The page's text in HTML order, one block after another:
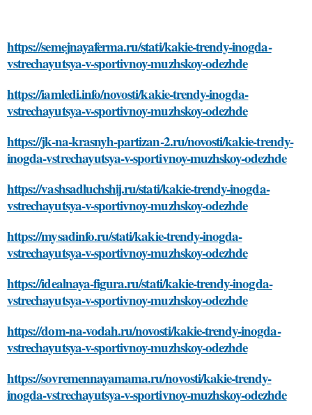
https://semejnayaferma.ru/stati/kakie-trendy-inogda-
vstrechayutsya-v-sportivnoy-muzhskoy-odezhde
https://iamledi.info/novosti/kakie-trendy-inogda-
vstrechayutsya-v-sportivnoy-muzhskoy-odezhde
https://jk-na-krasnyh-partizan-2.ru/novosti/kakie-trendy-
inogda-vstrechayutsya-v-sportivnoy-muzhskoy-odezhde
https://vashsadluchshij.ru/stati/kakie-trendy-inogda-
vstrechayutsya-v-sportivnoy-muzhskoy-odezhde
https://mysadinfo.ru/stati/kakie-trendy-inogda-
vstrechayutsya-v-sportivnoy-muzhskoy-odezhde
https://idealnaya-figura.ru/stati/kakie-trendy-inogda-
vstrechayutsya-v-sportivnoy-muzhskoy-odezhde
https://dom-na-vodah.ru/novosti/kakie-trendy-inogda-
vstrechayutsya-v-sportivnoy-muzhskoy-odezhde
https://sovremennayamama.ru/novosti/kakie-trendy-
inogda-vstrechayutsya-v-sportivnoy-muzhskoy-odezhde